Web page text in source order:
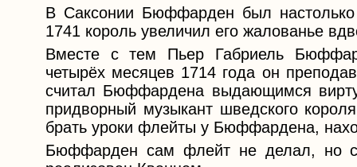
В Саксонии Бюффарден был
1741 король увеличил его жалованье
Вместе с тем Пьер Габриель
четырёх месяцев 1714 года он
считал Бюффардена выдающимся
придворный музыкант шведского
брать уроки флейты у Бюффардена,
Бюффарден сам флейт не делал, но